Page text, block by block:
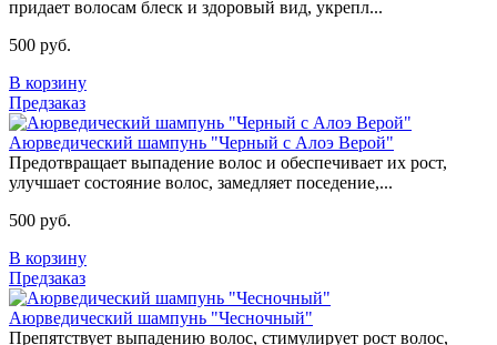
придает волосам блеск и здоровый вид, укрепл...
500 руб.
В корзину
Предзаказ
Аюрведический шампунь "Черный с Алоэ Верой"
Предотвращает выпадение волос и обеспечивает их рост,
улучшает состояние волос, замедляет поседение,...
500 руб.
В корзину
Предзаказ
Аюрведический шампунь "Чесночный"
Препятствует выпадению волос, стимулирует рост волос,